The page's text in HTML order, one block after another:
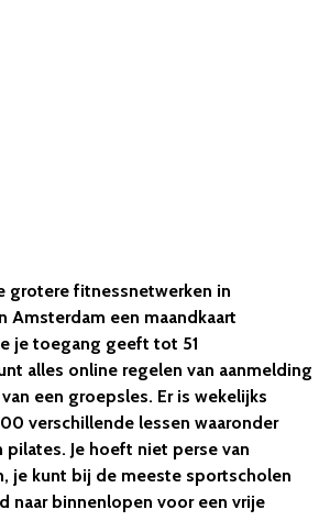
grotere fitnessnetwerken in
Amsterdam een maandkaart
je toegang geeft tot 51
alles online regelen van aanmelding
een groepsles. Er is wekelijks
verschillende lessen waaronder
Je hoeft niet perse van
je kunt bij de meeste sportscholen
naar binnenlopen voor een vrije